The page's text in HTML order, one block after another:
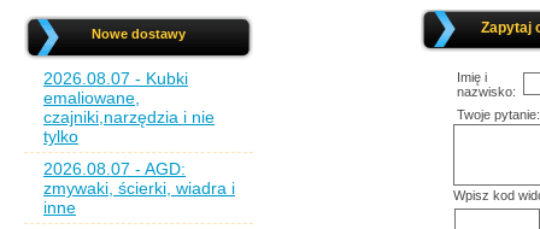
Nowe dostawy
2026.08.07 - Kubki
emaliowane,
czajniki,narzędzia i nie
tylko
2026.08.07 - AGD:
zmywaki, ścierki, wiadra i
inne
Zapytaj
Imię i
nazwisko:
Twoje pytanie:
Wpisz kod